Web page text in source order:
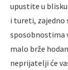
upustite u
i tureti, zajedno
sposobnostima
malo brže
neprijatelji će